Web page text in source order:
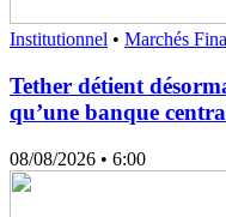
Institutionnel • Marchés
Tether détient
qu’une banque
08/08/2026 • 6:00